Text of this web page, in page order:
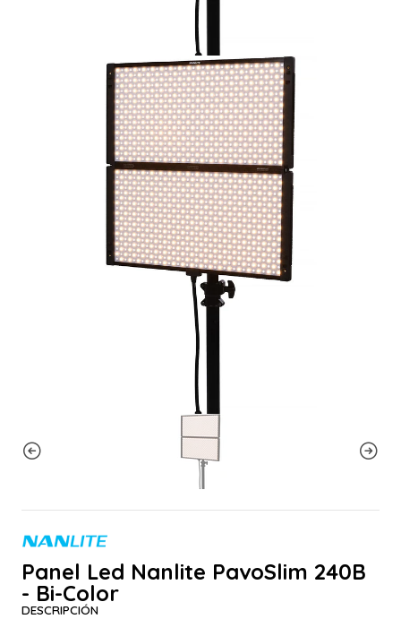
Panel Led Nanlite PavoSlim 240B
- Bi-Color
DESCRIPCIÓN